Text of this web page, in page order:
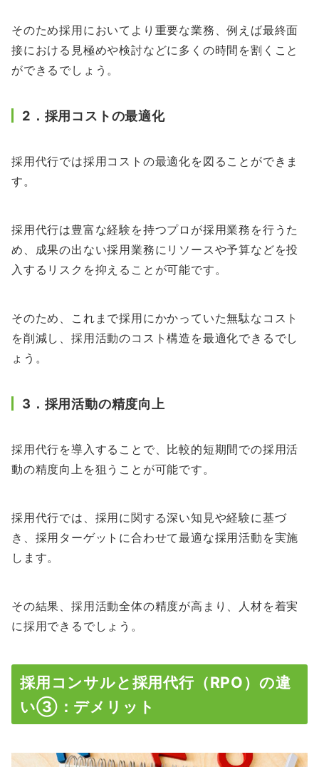
そのため採用においてより重要な業務、例えば最終面
接における見極めや検討などに多くの時間を割くこと
ができるでしょう。
2．採用コストの最適化
採用代行では採用コストの最適化を図ることができま
す。
採用代行は豊富な経験を持つプロが採用業務を行うた
め、成果の出ない採用業務にリソースや予算などを投
入するリスクを抑えることが可能です。
そのため、これまで採用にかかっていた無駄なコスト
を削減し、採用活動のコスト構造を最適化できるでし
ょう。
3．採用活動の精度向上
採用代行を導入することで、比較的短期間での採用活
動の精度向上を狙うことが可能です。
採用代行では、採用に関する深い知見や経験に基づ
き、採用ターゲットに合わせて最適な採用活動を実施
します。
その結果、採用活動全体の精度が高まり、人材を着実
に採用できるでしょう。
採用コンサルと採用代行（RPO）の違
い③：デメリット